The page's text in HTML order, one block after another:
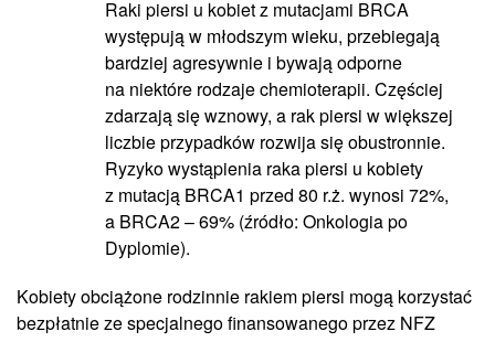
Raki piersi u kobiet z mutacjami BRCA
występują w młodszym wieku, przebiegają
bardziej agresywnie i bywają odporne
na niektóre rodzaje chemioterapii. Częściej
zdarzają się wznowy, a rak piersi w większej
liczbie przypadków rozwija się obustronnie.
Ryzyko wystąpienia raka piersi u kobiety
z mutacją BRCA1 przed 80 r.ż. wynosi 72%,
a BRCA2 – 69% (źródło: Onkologia po
Dyplomie).
Kobiety obciążone rodzinnie rakiem piersi mogą korzystać
bezpłatnie ze specjalnego finansowanego przez NFZ